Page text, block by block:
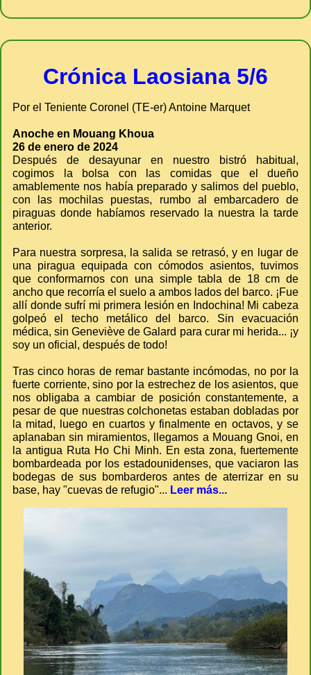
Crónica Laosiana 5/6
Por el Teniente Coronel (TE-er) Antoine Marquet
Anoche en Mouang Khoua
26 de enero de 2024
Después de desayunar en nuestro bistró habitual,
cogimos la bolsa con las comidas que el dueño
amablemente nos había preparado y salimos del pueblo,
con las mochilas puestas, rumbo al embarcadero de
piraguas donde habíamos reservado la nuestra la tarde
anterior.
Para nuestra sorpresa, la salida se retrasó, y en lugar de
una piragua equipada con cómodos asientos, tuvimos
que conformarnos con una simple tabla de 18 cm de
ancho que recorría el suelo a ambos lados del barco. ¡Fue
allí donde sufrí mi primera lesión en Indochina! Mi cabeza
golpeó el techo metálico del barco. Sin evacuación
médica, sin Geneviève de Galard para curar mi herida... ¡y
soy un oficial, después de todo!
Tras cinco horas de remar bastante incómodas, no por la
fuerte corriente, sino por la estrechez de los asientos, que
nos obligaba a cambiar de posición constantemente, a
pesar de que nuestras colchonetas estaban dobladas por
la mitad, luego en cuartos y finalmente en octavos, y se
aplanaban sin miramientos, llegamos a Mouang Gnoi, en
la antigua Ruta Ho Chi Minh. En esta zona, fuertemente
bombardeada por los estadounidenses, que vaciaron las
bodegas de sus bombarderos antes de aterrizar en su
base, hay "cuevas de refugio"... Leer más...